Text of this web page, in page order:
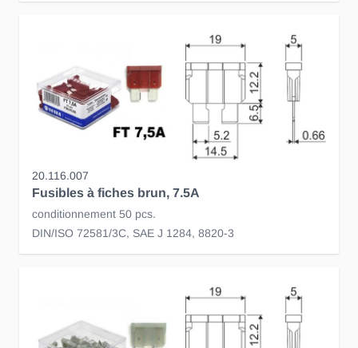
20.116.007
Fusibles à fiches brun, 7.5A
conditionnement 50 pcs.
DIN/ISO 72581/3C, SAE J 1284, 8820-3